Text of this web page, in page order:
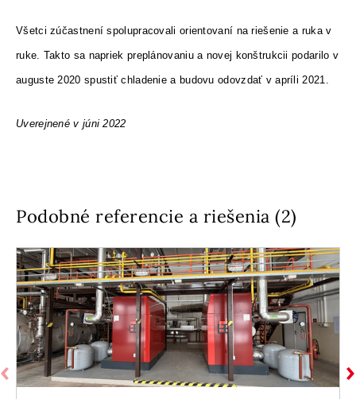
Všetci zúčastnení spolupracovali orientovaní na riešenie a ruka v
ruke. Takto sa napriek preplánovaniu a novej konštrukcii podarilo v
auguste 2020 spustiť chladenie a budovu odovzdať v apríli 2021.
Uverejnené v júni 2022
Podobné referencie a riešenia (2)